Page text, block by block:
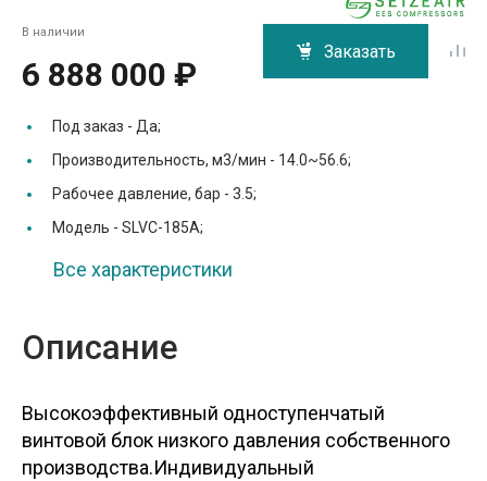
В наличии
6 888 000 ₽
Заказать
Под заказ - Да;
Производительность, м3/мин - 14.0~56.6;
Рабочее давление, бар - 3.5;
Модель - SLVC-185A;
Все характеристики
Описание
Высокоэффективный одноступенчатый
винтовой блок низкого давления собственного
производства.Индивидуальный